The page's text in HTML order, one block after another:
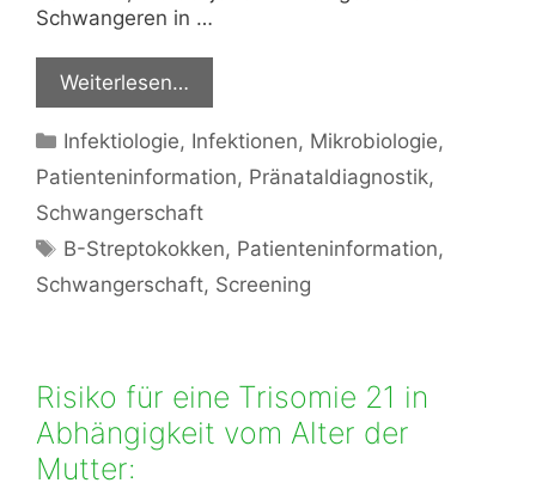
Schwangeren in …
Weiterlesen…
Kategorien
Infektiologie, Infektionen, Mikrobiologie,
Patienteninformation, Pränataldiagnostik,
Schwangerschaft
Schlagwörter
B-Streptokokken, Patienteninformation,
Schwangerschaft, Screening
Risiko für eine Trisomie 21 in
Abhängigkeit vom Alter der
Mutter: